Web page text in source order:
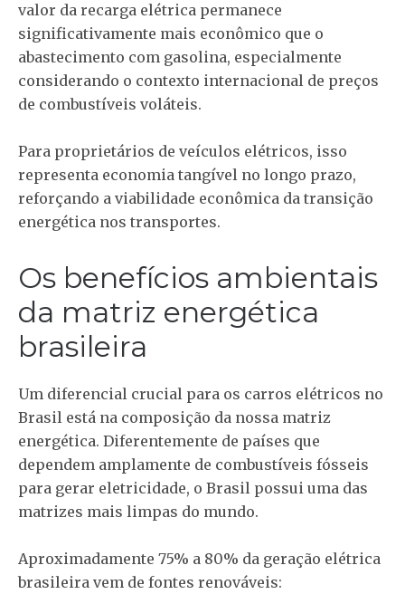
valor da recarga elétrica permanece
significativamente mais econômico que o
abastecimento com gasolina, especialmente
considerando o contexto internacional de preços
de combustíveis voláteis.
Para proprietários de veículos elétricos, isso
representa economia tangível no longo prazo,
reforçando a viabilidade econômica da transição
energética nos transportes.
Os benefícios ambientais
da matriz energética
brasileira
Um diferencial crucial para os carros elétricos no
Brasil está na composição da nossa matriz
energética. Diferentemente de países que
dependem amplamente de combustíveis fósseis
para gerar eletricidade, o Brasil possui uma das
matrizes mais limpas do mundo.
Aproximadamente 75% a 80% da geração elétrica
brasileira vem de fontes renováveis: